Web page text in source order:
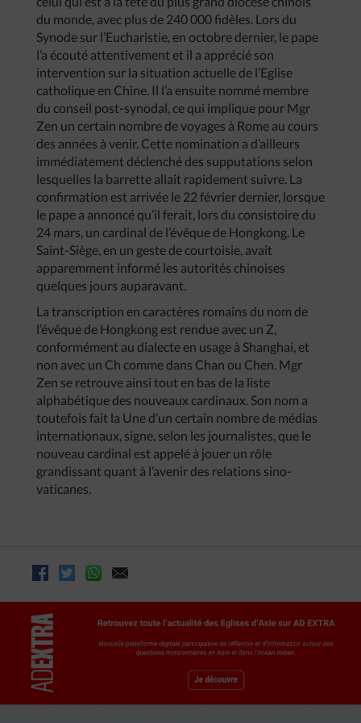
du monde, avec plus de 240 000 fidèles. Lors du
Synode sur l’Eucharistie, en octobre dernier, le pape
l’a écouté attentivement et il a apprécié son
intervention sur la situation actuelle de l’Eglise
catholique en Chine. Il l’a ensuite nommé membre
du conseil post-synodal, ce qui implique pour Mgr
Zen un certain nombre de voyages à Rome au cours
des années à venir. Cette nomination a d’ailleurs
immédiatement déclenché des supputations selon
lesquelles la barrette allait rapidement suivre. La
confirmation est arrivée le 22 février dernier, lorsque
le pape a annoncé qu’il ferait, lors du consistoire du
24 mars, un cardinal de l’évêque de Hongkong. Le
Saint-Siège, en un geste de courtoisie, avait
apparemment informé les autorités chinoises
quelques jours auparavant.
La transcription en caractères romains du nom de
l’évêque de Hongkong est rendue avec un Z,
conformément au dialecte en usage à Shanghai, et
non avec un Ch comme dans Chan ou Chen. Mgr
Zen se retrouve ainsi tout en bas de la liste
alphabétique des nouveaux cardinaux. Son nom a
toutefois fait la Une d’un certain nombre de médias
internationaux, signe, selon les journalistes, que le
nouveau cardinal est appelé à jouer un rôle
grandissant quant à l’avenir des relations sino-
vaticanes.